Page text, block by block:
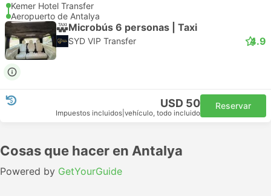
Kemer Hotel Transfer
Aeropuerto de Antalya
Microbús 6 personas | Taxi
SYD VIP Transfer 4.9
USD 50
Impuestos incluidos vehículo, todo incluido
Reservar
Cosas que hacer en Antalya
Powered by GetYourGuide